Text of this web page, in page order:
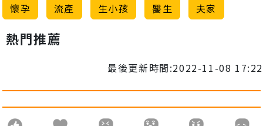
懷孕 流產 生小孩 醫生 夫家
熱門推薦
最後更新時間:2022-11-08 17:22